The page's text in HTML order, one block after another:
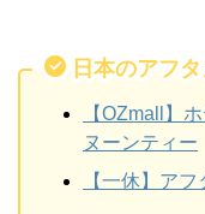
日本のアフ
【OZmall】
ヌーンティー
【一休】ア